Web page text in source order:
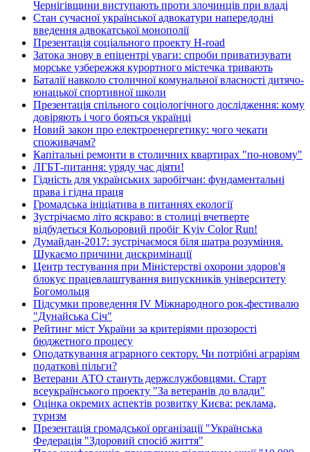
Чернігівщини виступають проти злочинців при владі
Стан сучасної української адвокатури напередодні
введення адвокатської монополії
Презентація соціального проекту H-road
Затока знову в епіцентрі уваги: спроби приватизувати
морське узбережжя курортного містечка тривають
Баталії навколо столичної комунальної власності дитячо-
юнацької спортивної школи
Презентація спільного соціологічного дослідження: кому
довіряють і чого бояться українці
Новий закон про електроенергетику: чого чекати
споживачам?
Капітальні ремонти в столичних квартирах "по-новому"
ЛГБТ-питання: уряду час діяти!
Гідність для українських заробітчан: фундаментальні
права і гідна праця
Громадська ініціатива в питаннях екології
Зустрічаємо літо яскраво: в столиці вчетверте
відбудеться Кольоровий пробіг Kyiv Color Run!
Думайдан-2017: зустрічаємося біля шатра розуміння.
Шукаємо причини дискримінації
Центр тестування при Міністерстві охорони здоров'я
блокує працевлаштування випускників університету
Богомольця
Підсумки проведення IV Міжнародного рок-фестивалю
"Дунайська Січ"
Рейтинг міст України за критеріями прозорості
бюджетного процесу
Оподаткування аграрного сектору. Чи потрібні аграріям
податкові пільги?
Ветерани АТО стануть держслужбовцями. Старт
всеукраїнського проекту "За ветеранів до влади"
Оцінка окремих аспектів розвитку Києва: реклама,
туризм
Презентація громадської організації "Українська
Федерація "Здоровий спосіб життя"